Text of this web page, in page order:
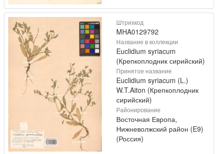
Штрихкод
MHA0129792
Название в коллекции
Euclidium syriacum
(Крепкоплодник сирийский)
Принятое название
Euclidium syriacum (L.)
W.T.Aiton (Крепкоплодник
сирийский)
Районирование
Восточная Европа,
Нижневолжский район (E9)
(Россия)